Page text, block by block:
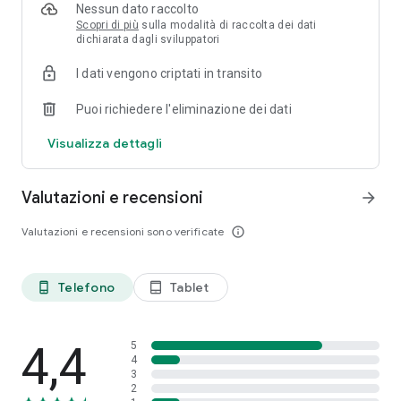
premiante al momento del rinnovo.
- Usa il tuo smartphone come un sensore con Out&Safe:
resta connesso con il tuo smartphone, monitora l’impatto
avere tutto sotto controllo con un solo tocco!
Nessun dato raccolto
Scopri di più sulla modalità di raccolta dei dati
dichiarata dagli sviluppatori
I dati vengono criptati in transito
Puoi richiedere l'eliminazione dei dati
Visualizza dettagli
Valutazioni e recensioni
Valutazioni e recensioni sono verificate info_outline
arrow_forward
phone_android Telefono tablet_android Tablet
4,4
5
4
3
2